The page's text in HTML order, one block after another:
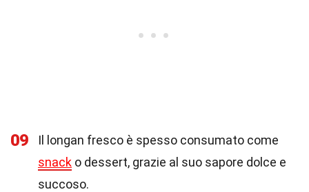
09
Il longan fresco è spesso consumato come
snack o dessert, grazie al suo sapore dolce e
succoso.